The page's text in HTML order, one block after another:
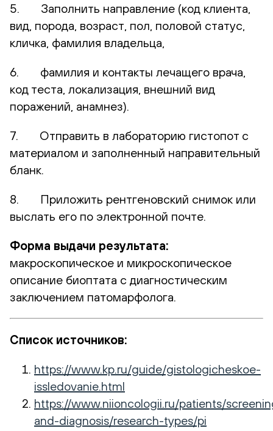
5. Заполнить направление (код клиента,
вид, порода, возраст, пол, половой статус,
кличка, фамилия владельца,
6. фамилия и контакты лечащего врача,
код теста, локализация, внешний вид
поражений, анамнез).
7. Отправить в лабораторию гистопот с
материалом и заполненный направительный
бланк.
8. Приложить рентгеновский снимок или
выслать его по электронной почте.
Форма выдачи результата:
макроскопическое и микроскопическое
описание биоптата с диагностическим
заключением патомарфолога.
Список источников:
https://www.kp.ru/guide/gistologicheskoe-
issledovanie.html
https://www.niioncologii.ru/patients/
and-diagnosis/research-types/pi